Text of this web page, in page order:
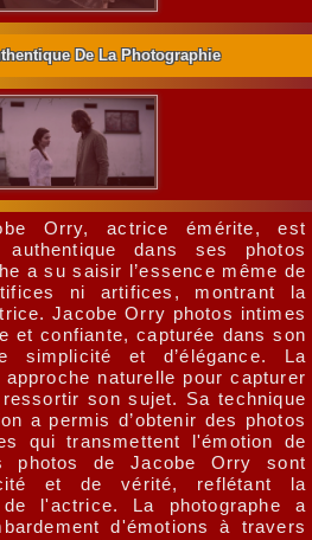
De La Photographie
Orry, actrice émérite, est
dans ses photos
a su saisir l’essence même de
ni artifices, montrant la
Jacobe Orry photos intimes
et confiante, capturée dans son
simplicité et d’élégance. La
naturelle pour capturer
son sujet. Sa technique
a permis d’obtenir des photos
qui transmettent l'émotion de
photos de Jacobe Orry sont
et de vérité, reflétant la
de l'actrice. La photographe a
d'émotions à travers